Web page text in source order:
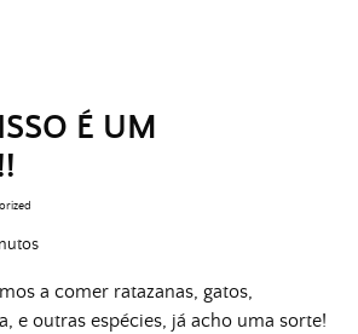
É UM
a comer ratazanas, gatos,
e outras espécies, já acho uma sorte!